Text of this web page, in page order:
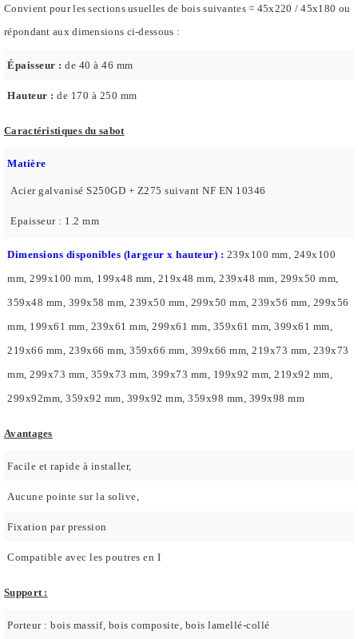
Convient pour les sections usuelles de bois suivantes = 45x220 / 45x180 ou
répondant aux dimensions ci-dessous :
Épaisseur : de 40 à 46 mm
Hauteur : de 170 à 250 mm
Caractéristiques du sabot
Matière
Acier galvanisé S250GD + Z275 suivant NF EN 10346
Epaisseur : 1.2 mm
Dimensions disponibles (largeur x hauteur) : 239x100 mm, 249x100
mm, 299x100 mm, 199x48 mm, 219x48 mm, 239x48 mm, 299x50 mm,
359x48 mm, 399x58 mm, 239x50 mm, 299x50 mm, 239x56 mm, 299x56
mm, 199x61 mm, 239x61 mm, 299x61 mm, 359x61 mm, 399x61 mm,
219x66 mm, 239x66 mm, 359x66 mm, 399x66 mm, 219x73 mm, 239x73
mm, 299x73 mm, 359x73 mm, 399x73 mm, 199x92 mm, 219x92 mm,
299x92mm, 359x92 mm, 399x92 mm, 359x98 mm, 399x98 mm
Avantages
Facile et rapide à installer,
Aucune pointe sur la solive,
Fixation par pression
Compatible avec les poutres en I
Support :
Porteur : bois massif, bois composite, bois lamellé-collé